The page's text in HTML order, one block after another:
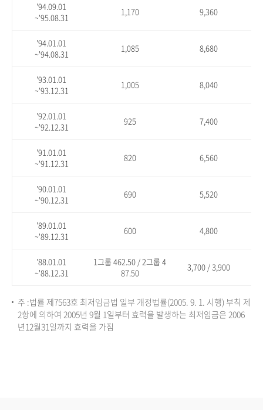
'94.09.01
~'95.08.31
1,170 9,360
'94.01.01
~'94.08.31
1,085 8,680
'93.01.01
~'93.12.31
1,005 8,040
'92.01.01
~'92.12.31
925 7,400
'91.01.01
~'91.12.31
820 6,560
'90.01.01
~'90.12.31
690 5,520
'89.01.01
~'89.12.31
600 4,800
'88.01.01
~'88.12.31
1그룹 462.50 / 2그룹 4
87.50
3,700 / 3,900
주 :법률 제7563호 최저임금법 일부 개정법률(2005. 9. 1. 시행) 부칙 제
2항에 의하여 2005년 9월 1일부터 효력을 발생하는 최저임금은 2006
년12월31일까지 효력을 가짐